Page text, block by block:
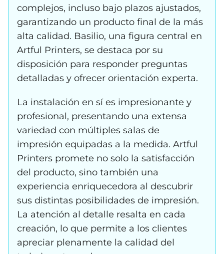
complejos, incluso bajo plazos ajustados,
garantizando un producto final de la más
alta calidad. Basilio, una figura central en
Artful Printers, se destaca por su
disposición para responder preguntas
detalladas y ofrecer orientación experta.
La instalación en sí es impresionante y
profesional, presentando una extensa
variedad con múltiples salas de
impresión equipadas a la medida. Artful
Printers promete no solo la satisfacción
del producto, sino también una
experiencia enriquecedora al descubrir
sus distintas posibilidades de impresión.
La atención al detalle resalta en cada
creación, lo que permite a los clientes
apreciar plenamente la calidad del